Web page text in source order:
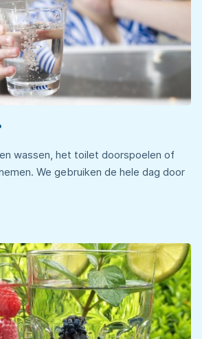
wassen, het toilet doorspoelen of
We gebruiken de hele dag door